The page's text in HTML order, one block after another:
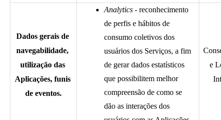
Dados gerais de
navegabilidade,
utilização das
Aplicações, funis
de eventos.
Analytics - reconhecimento
de perfis e hábitos de
consumo coletivos dos
usuários dos Serviços, a fim
de gerar dados estatísticos
que possibilitem melhor
compreensão de como se
dão as interações dos
e